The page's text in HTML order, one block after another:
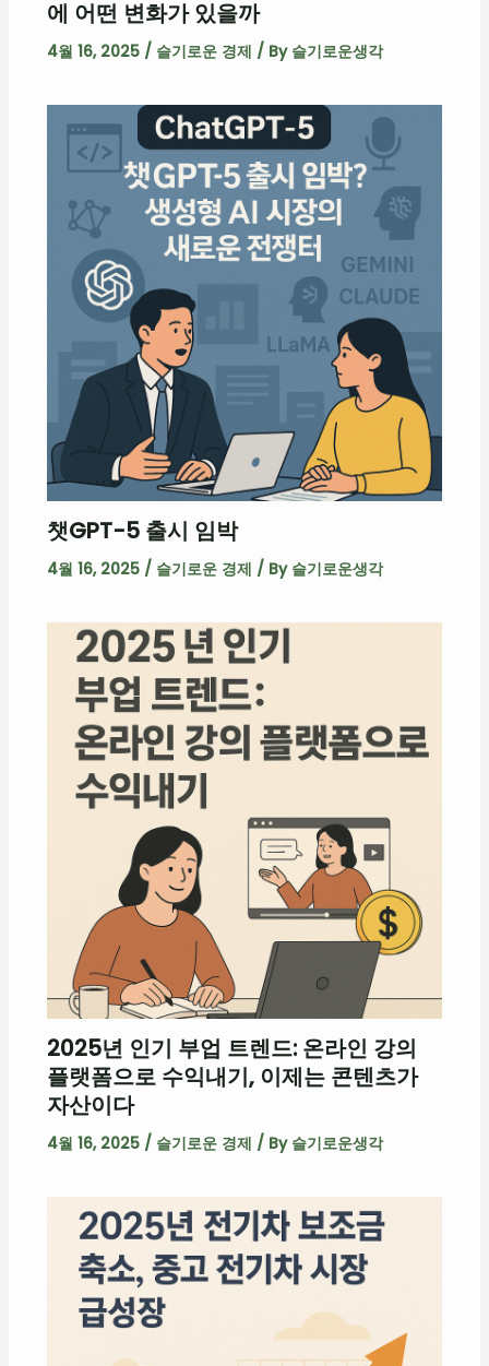
에 어떤 변화가 있을까
4월 16, 2025 / 슬기로운 경제 / By 슬기로운생각
챗GPT-5 출시 임박
4월 16, 2025 / 슬기로운 경제 / By 슬기로운생각
2025년 인기 부업 트렌드: 온라인 강의
플랫폼으로 수익내기, 이제는 콘텐츠가
자산이다
4월 16, 2025 / 슬기로운 경제 / By 슬기로운생각